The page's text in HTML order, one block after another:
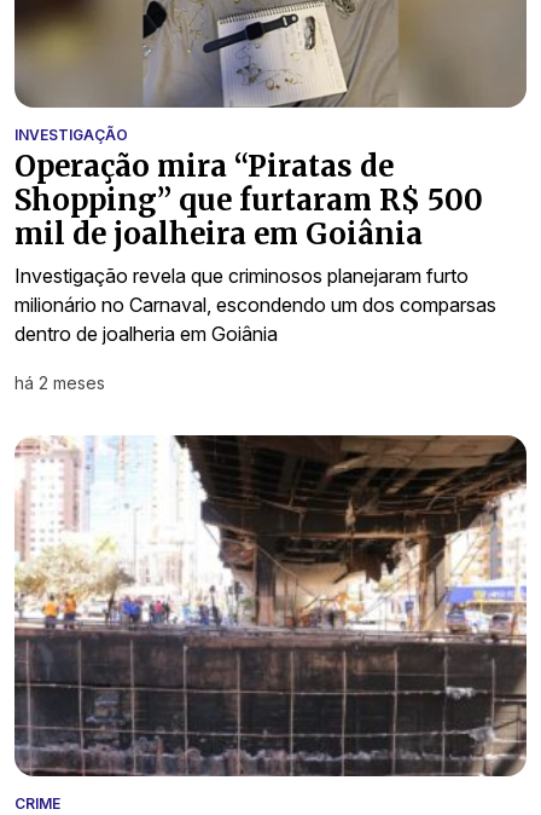
INVESTIGAÇÃO
Operação mira “Piratas de
Shopping” que furtaram R$ 500
mil de joalheira em Goiânia
Investigação revela que criminosos planejaram furto
milionário no Carnaval, escondendo um dos comparsas
dentro de joalheria em Goiânia
há 2 meses
CRIME